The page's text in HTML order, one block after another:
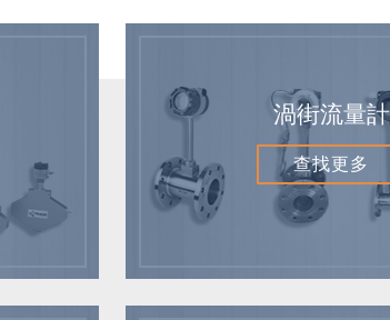
渦街流量計
查找更多